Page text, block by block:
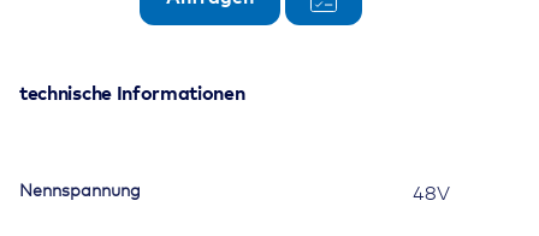
Keramik-
technische Informationen
Nennspannung 48V